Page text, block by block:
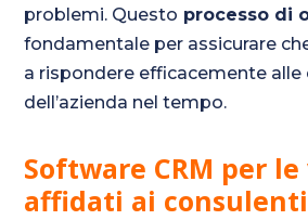
problemi. Questo processo di
fondamentale per assicurare
a rispondere efficacemente alle
dell’azienda nel tempo.
Software CRM per
affidati ai consulenti